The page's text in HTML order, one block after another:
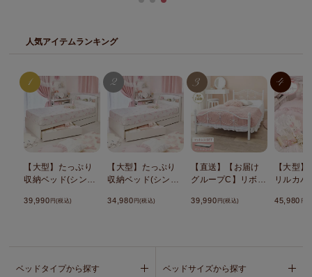
人気アイテムランキング
【大型】たっぷり
収納ベッド(シング
ルマットレス付)
39,990 円(税込)
【大型】たっぷり
収納ベッド(シング
34,980 円(税込)
【直送】【お届け
グループC】リボン
ングル・ボンネル
39,990 円(税込)
【大型
リルカ
グル・マ
45,980 円(
ベッドタイプから探す ベッドサイズから探す